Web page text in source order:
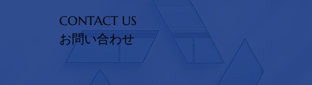
CONTACT US
お問い合わせ